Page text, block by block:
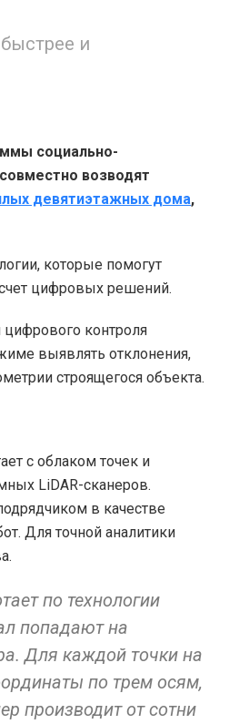
и
социально-
возводят
девятиэтажных дома,
которые помогут
цифровых решений.
цифрового контроля
выявлять отклонения,
строящегося объекта.
с облаком точек и
LiDAR-сканеров.
в качестве
Для точной аналитики
по технологии
попадают на
Для каждой точки на
по трем осям,
производит от сотни